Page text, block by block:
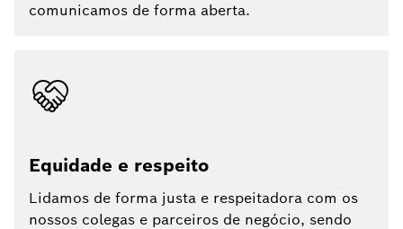
comunicamos de forma aberta.
Equidade e respeito
Lidamos de forma justa e respeitadora com os
nossos colegas e parceiros de negócio, sendo